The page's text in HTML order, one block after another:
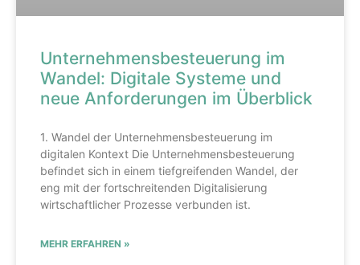
Unternehmensbesteuerung im
Wandel: Digitale Systeme und
neue Anforderungen im Überblick
1. Wandel der Unternehmensbesteuerung im
digitalen Kontext Die Unternehmensbesteuerung
befindet sich in einem tiefgreifenden Wandel, der
eng mit der fortschreitenden Digitalisierung
wirtschaftlicher Prozesse verbunden ist.
MEHR ERFAHREN »